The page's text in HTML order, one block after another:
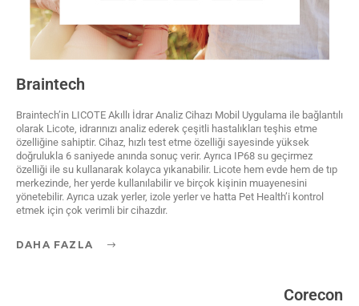
Braintech
Braintech’in LICOTE Akıllı İdrar Analiz Cihazı Mobil Uygulama ile bağlantılı
olarak Licote, idrarınızı analiz ederek çeşitli hastalıkları teşhis etme
özelliğine sahiptir. Cihaz, hızlı test etme özelliği sayesinde yüksek
doğrulukla 6 saniyede anında sonuç verir. Ayrıca IP68 su geçirmez
özelliği ile su kullanarak kolayca yıkanabilir. Licote hem evde hem de tıp
merkezinde, her yerde kullanılabilir ve birçok kişinin muayenesini
yönetebilir. Ayrıca uzak yerler, izole yerler ve hatta Pet Health’i kontrol
etmek için çok verimli bir cihazdır.
DAHA FAZLA
Corecon